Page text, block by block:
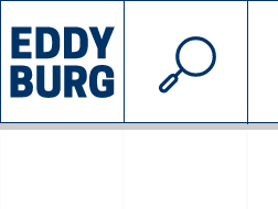
INIZIATIVE
© 2026